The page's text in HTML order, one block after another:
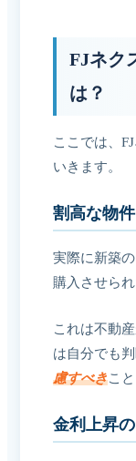
FJネク
は？
ここでは、
いきます。
割高な物
実際に新築
購入させら
これは不動
は自分でも
慮すべきこ
金利上昇